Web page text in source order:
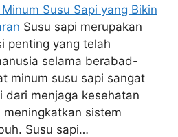
Susu Sapi yang Bikin
Susu sapi merupakan
penting yang telah
selama berabad-
minum susu sapi sangat
dari menjaga kesehatan
sistem
Susu sapi…